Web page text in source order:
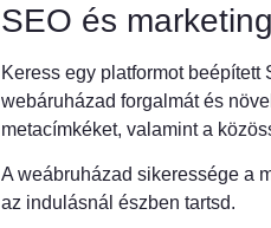
SEO és
Keress egy platformot
webáruházad forgalmát és
metacímkéket, valamint a
A weábruházad sikeressége a
az indulásnál észben tartsd.